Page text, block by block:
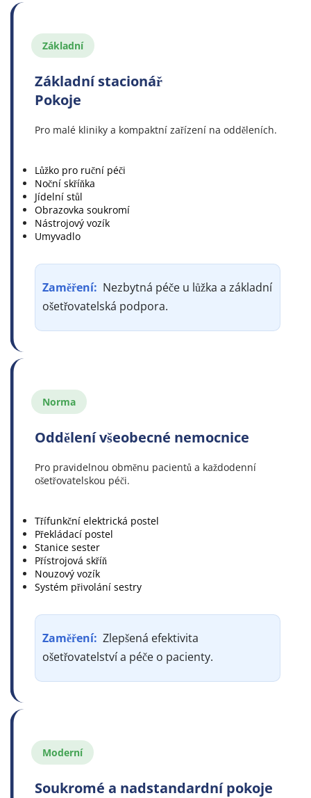
Základní
Základní stacionář
Pokoje
Pro malé kliniky a kompaktní zařízení na odděleních.
Lůžko pro ruční péči
Noční skříňka
Jídelní stůl
Obrazovka soukromí
Nástrojový vozík
Umyvadlo
Zaměření: Nezbytná péče u lůžka a základní
ošetřovatelská podpora.
Norma
Oddělení všeobecné nemocnice
Pro pravidelnou obměnu pacientů a každodenní
ošetřovatelskou péči.
Třífunkční elektrická postel
Překládací postel
Stanice sester
Přístrojová skříň
Nouzový vozík
Systém přivolání sestry
Zaměření: Zlepšená efektivita
ošetřovatelství a péče o pacienty.
Moderní
Soukromé a nadstandardní pokoje